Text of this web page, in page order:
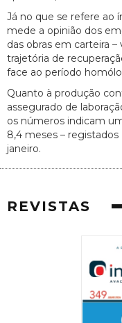
Já no que se refere ao
mede a opinião dos
das obras em carteira
trajetória de
face ao período
Quanto à produção
assegurado de
os números indicam
8,4 meses –
janeiro.
REVISTAS